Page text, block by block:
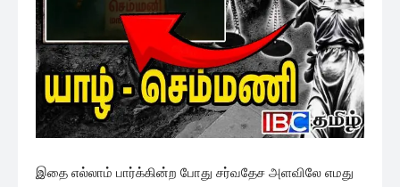
இதை எல்லாம் பார்க்கின்ற போது சர்வதேச அளவிலே எமது